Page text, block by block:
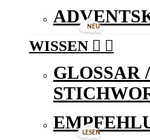
WISSEN
NEU
 
GLOSSAR /
LESEN